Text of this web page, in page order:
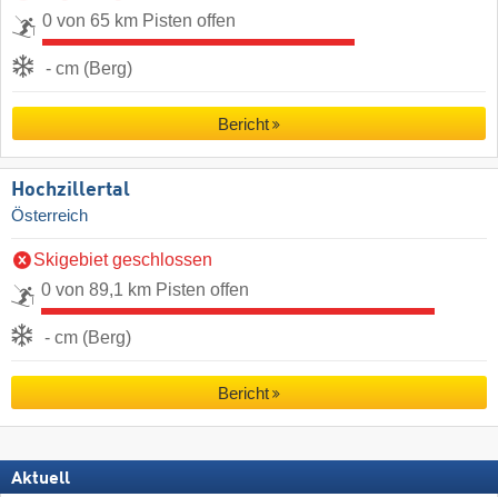
0 von 65 km Pisten offen
- cm (Berg)
Bericht
Hochzillertal
Österreich
Skigebiet geschlossen
0 von 89,1 km Pisten offen
- cm (Berg)
Bericht
Aktuell